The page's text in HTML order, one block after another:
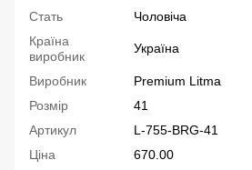
Стать
Чоловіча
Країна
виробник
Україна
Виробник
Premium Litma
Розмір
41
Артикул
L-755-BRG-41
Ціна
670.00